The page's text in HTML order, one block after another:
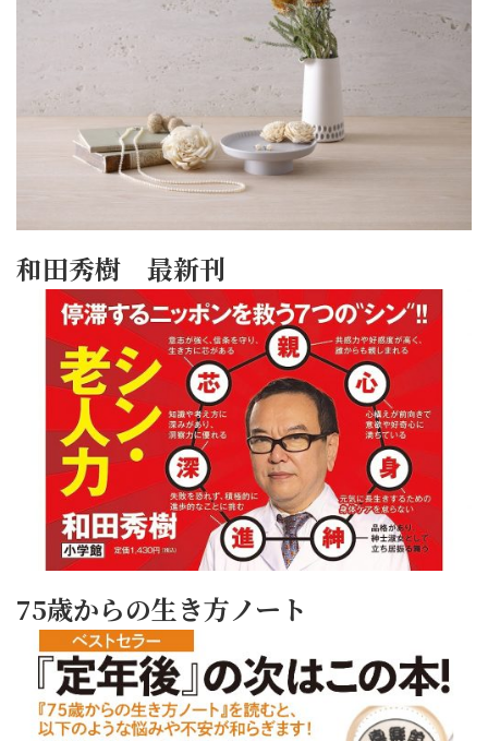
和田秀樹 最新刊
75歳からの生き方ノート